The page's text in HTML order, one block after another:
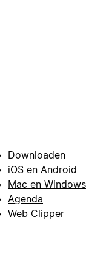
Downloaden
iOS en Android
Mac en Windows
Agenda
Web Clipper